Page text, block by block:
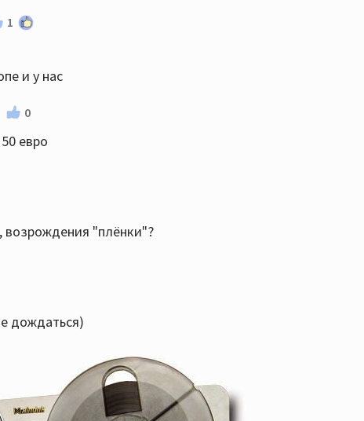
1
и у нас
0
евро
возрождения "плёнки"?
дождаться)